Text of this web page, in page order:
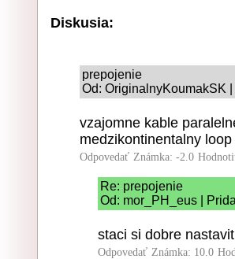
Diskusia:
prepojenie
Od: OriginalnyKoumakSK
vzajomne kable
medzikontinentalny
Odpovedať Známka: -2.0
Re: prepojenie
Od: mor_PH_eus |
staci si dobre
Odpovedať Známka: 10.0